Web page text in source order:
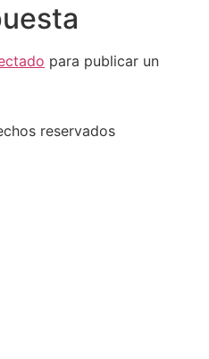
para publicar un
reservados